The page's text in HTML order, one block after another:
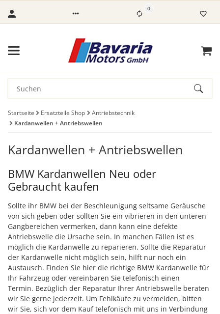
0
Startseite Ersatzteile Shop
Antriebstechnik
Kardanwellen + Antriebswellen
Kardanwellen + Antriebswellen
BMW Kardanwellen Neu oder
Gebraucht kaufen
Sollte ihr BMW bei der Beschleunigung seltsame Geräusche
von sich geben oder sollten Sie ein vibrieren in den unteren
Gangbereichen vermerken, dann kann eine defekte
Antriebswelle die Ursache sein. In manchen Fällen ist es
möglich die Kardanwelle zu reparieren. Sollte die Reparatur
der Kardanwelle nicht möglich sein, hilft nur noch ein
Austausch. Finden Sie hier die richtige BMW Kardanwelle für
Ihr Fahrzeug oder vereinbaren Sie telefonisch einen
Termin. Bezüglich der Reparatur Ihrer Antriebswelle beraten
wir Sie gerne jederzeit. Um Fehlkäufe zu vermeiden, bitten
wir Sie, sich vor dem Kauf telefonisch mit uns in Verbindung